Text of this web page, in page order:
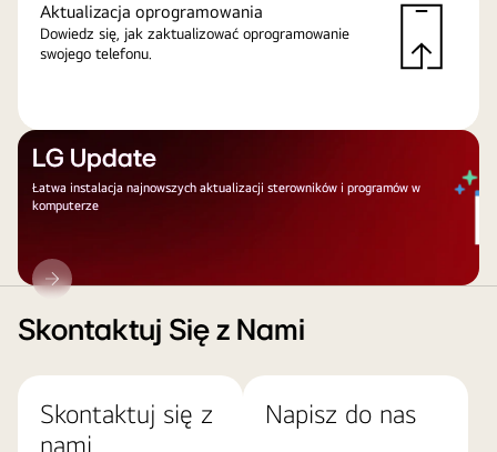
Aktualizacja oprogramowania
Dowiedz się, jak zaktualizować oprogramowanie
swojego telefonu.
LG Update
Łatwa instalacja najnowszych aktualizacji sterowników i programów w
komputerze
LG
Update
Skontaktuj Się z Nami
Skontaktuj się z
nami
Napisz do nas